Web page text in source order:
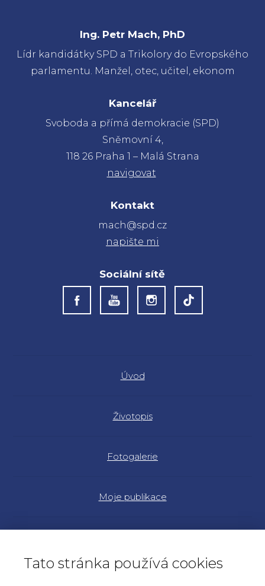
Ing. Petr Mach, PhD
Lídr kandidátky SPD a Trikolory do Evropského
parlamentu. Manžel, otec, učitel, ekonom
Kancelář
Svoboda a přímá demokracie (SPD)
Sněmovní 4,
118 26 Praha 1 – Malá Strana
navigovat
Kontakt
mach@spd.cz
napište mi
Sociální sítě
Úvod
Životopis
Fotogalerie
Moje publikace
Tato stránka používá cookies